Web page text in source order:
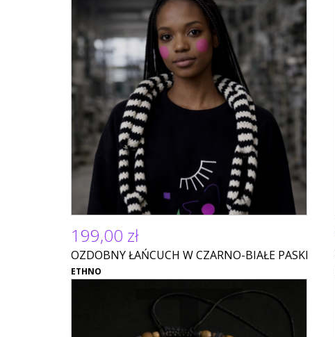
199,00 zł
OZDOBNY ŁAŃCUCH W CZARNO-BIAŁE PASKI
ETHNO